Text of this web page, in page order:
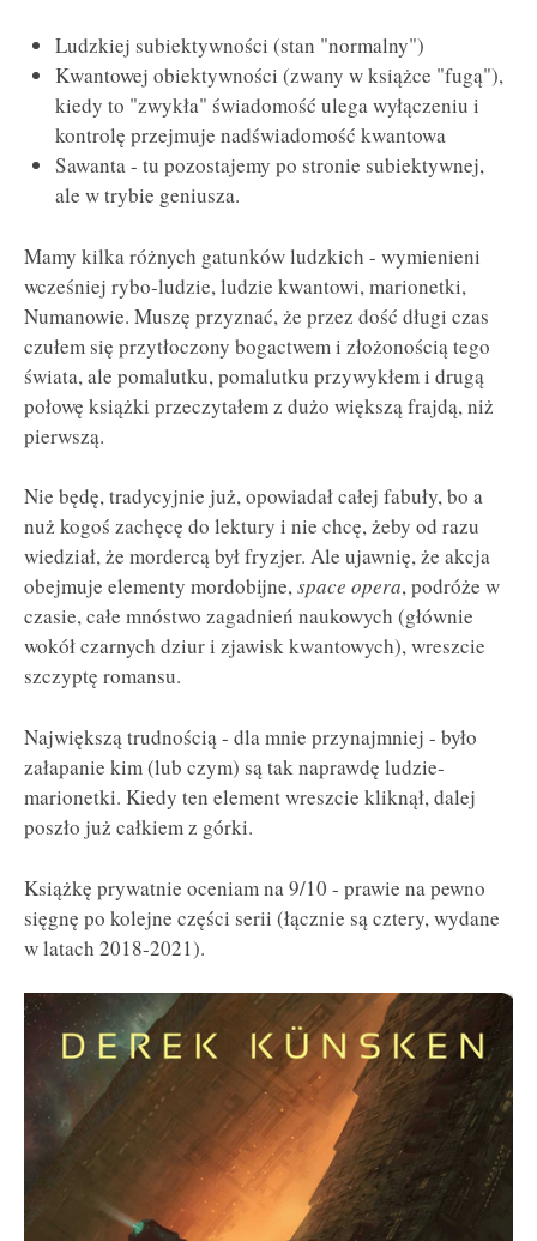
Ludzkiej subiektywności (stan "normalny")
Kwantowej obiektywności (zwany w książce "fugą"),
kiedy to "zwykła" świadomość ulega wyłączeniu i
kontrolę przejmuje nadświadomość kwantowa
Sawanta - tu pozostajemy po stronie subiektywnej,
ale w trybie geniusza.
Mamy kilka różnych gatunków ludzkich - wymienieni
wcześniej rybo-ludzie, ludzie kwantowi, marionetki,
Numanowie. Muszę przyznać, że przez dość długi czas
czułem się przytłoczony bogactwem i złożonością tego
świata, ale pomalutku, pomalutku przywykłem i drugą
połowę książki przeczytałem z dużo większą frajdą, niż
pierwszą.
Nie będę, tradycyjnie już, opowiadał całej fabuły, bo a
nuż kogoś zachęcę do lektury i nie chcę, żeby od razu
wiedział, że mordercą był fryzjer. Ale ujawnię, że akcja
obejmuje elementy mordobijne,space opera, podróże w
czasie, całe mnóstwo zagadnień naukowych (głównie
wokół czarnych dziur i zjawisk kwantowych), wreszcie
szczyptę romansu.
Największą trudnością - dla mnie przynajmniej - było
załapanie kim (lub czym) są tak naprawdę ludzie-
marionetki. Kiedy ten element wreszcie kliknął, dalej
poszło już całkiem z górki.
Książkę prywatnie oceniam na 9/10 - prawie na pewno
sięgnę po kolejne części serii (łącznie są cztery, wydane
w latach 2018-2021).